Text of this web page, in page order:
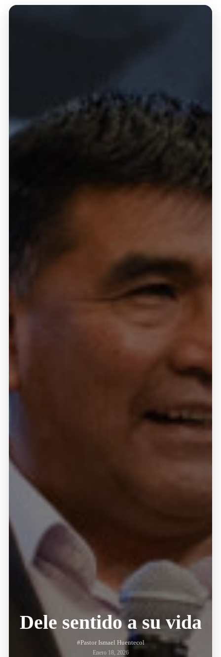
Dele sentido a su vida
#Pastor Ismael Huentecol
Enero 18, 2026